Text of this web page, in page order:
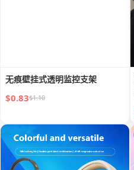
无痕壁挂式透明监控支架
$0.83$1.10